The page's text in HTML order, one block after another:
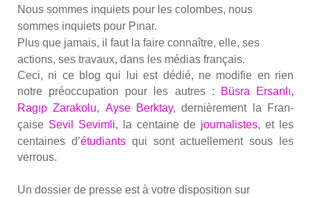
Nous sommes inquiets pour les colombes, nous
sommes inquiets pour Pınar.
Plus que jamais, il faut la faire connaître, elle, ses
actions, ses tra­vaux, dans les médias fran­çais.
Ceci, ni ce blog qui lui est dédié, ne modi­fie en rien
notre pré­oc­cu­pa­tion pour les autres :
Büs­ra Ersanlı,
Ragıp Zara­ko­lu, Ayse Berk­tay, der­niè­re­ment la Fran­
çaise Sevil Sevim­li, la cen­taine de jour­na­listes, et les
cen­taines d’étu­diantsqui sont actuel­le­ment sous les
ver­rous.
Un dos­sier de presse est à votre dis­po­si­tion sur